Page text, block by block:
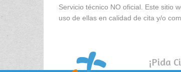
Servicio técnico NO oficial. Este sitio
uso de ellas en calidad de cita y/o
¡Pida